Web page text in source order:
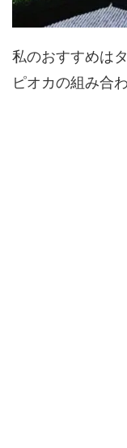
私のおすすめは
ピオカの組み合